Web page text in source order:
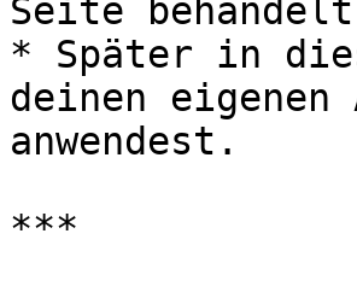
Seite
* Später in
deinen
anwendest.
***